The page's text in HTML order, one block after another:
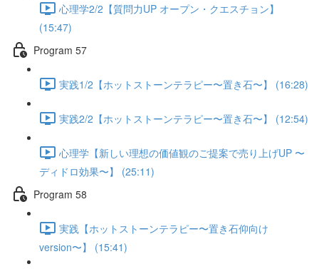
心理学2/2【質問力UP オープン・クエスチョン】
(15:47)
Program 57
実践1/2【ホットストーンテラピー〜置き石〜】 (16:28)
実践2/2【ホットストーンテラピー〜置き石〜】 (12:54)
心理学【新しい理想の価値観のご提案で売り上げUP 〜
ディドロ効果〜】 (25:11)
Program 58
実践【ホットストーンテラピー〜置き石仰向け
version〜】 (15:41)